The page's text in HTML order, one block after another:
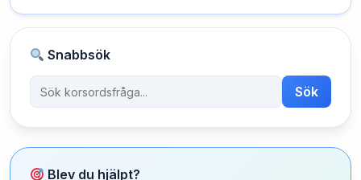
Snabbsök
Sök
Blev du hjälpt?